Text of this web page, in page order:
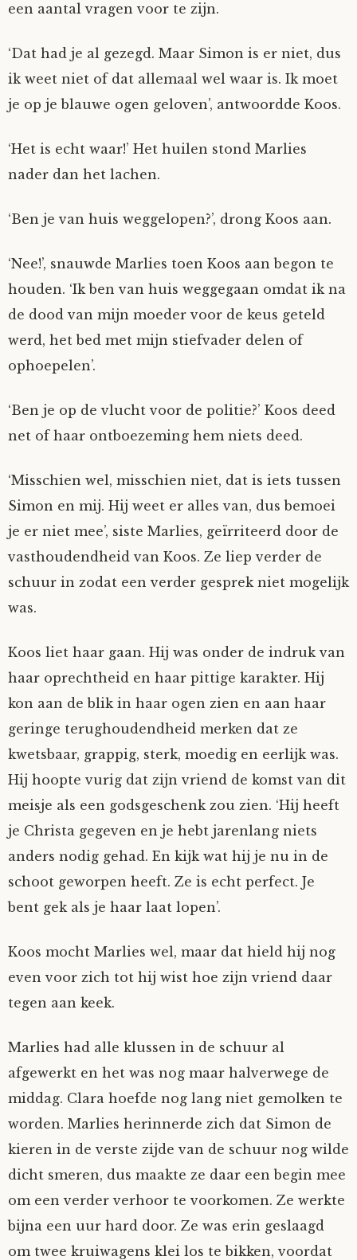
een aantal vragen voor te zijn.
‘Dat had je al gezegd. Maar Simon is er niet, dus
ik weet niet of dat allemaal wel waar is. Ik moet
je op je blauwe ogen geloven’, antwoordde Koos.
‘Het is echt waar!’ Het huilen stond Marlies
nader dan het lachen.
‘Ben je van huis weggelopen?’, drong Koos aan.
‘Nee!’, snauwde Marlies toen Koos aan begon te
houden. ‘Ik ben van huis weggegaan omdat ik na
de dood van mijn moeder voor de keus geteld
werd, het bed met mijn stiefvader delen of
ophoepelen’.
‘Ben je op de vlucht voor de politie?’ Koos deed
net of haar ontboezeming hem niets deed.
‘Misschien wel, misschien niet, dat is iets tussen
Simon en mij. Hij weet er alles van, dus bemoei
je er niet mee’, siste Marlies, geïrriteerd door de
vasthoudendheid van Koos. Ze liep verder de
schuur in zodat een verder gesprek niet mogelijk
was.
Koos liet haar gaan. Hij was onder de indruk van
haar oprechtheid en haar pittige karakter. Hij
kon aan de blik in haar ogen zien en aan haar
geringe terughoudendheid merken dat ze
kwetsbaar, grappig, sterk, moedig en eerlijk was.
Hij hoopte vurig dat zijn vriend de komst van dit
meisje als een godsgeschenk zou zien. ‘Hij heeft
je Christa gegeven en je hebt jarenlang niets
anders nodig gehad. En kijk wat hij je nu in de
schoot geworpen heeft. Ze is echt perfect. Je
bent gek als je haar laat lopen’.
Koos mocht Marlies wel, maar dat hield hij nog
even voor zich tot hij wist hoe zijn vriend daar
tegen aan keek.
Marlies had alle klussen in de schuur al
afgewerkt en het was nog maar halverwege de
middag. Clara hoefde nog lang niet gemolken te
worden. Marlies herinnerde zich dat Simon de
kieren in de verste zijde van de schuur nog wilde
dicht smeren, dus maakte ze daar een begin mee
om een verder verhoor te voorkomen. Ze werkte
bijna een uur hard door. Ze was erin geslaagd
om twee kruiwagens klei los te bikken, voordat